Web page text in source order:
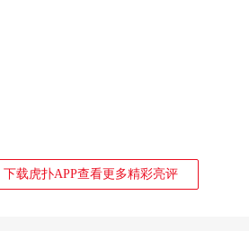
下载虎扑APP查看更多精彩亮评